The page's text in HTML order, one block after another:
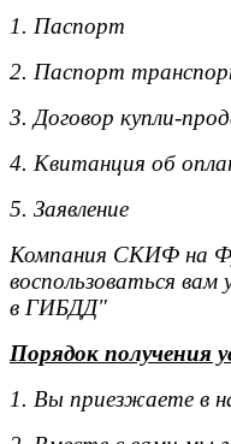
1. Паспорт
2. Паспорт
3. Договор купли-
4. Квитанция об
5. Заявление
Компания СКИФ на
воспользоваться вам
в ГИБДД"
Порядок получения
1. Вы приезжаете в